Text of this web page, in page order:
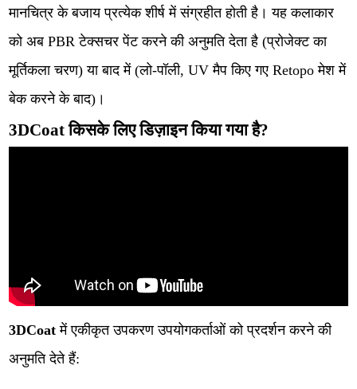
मानचित्र के बजाय प्रत्येक शीर्ष में संग्रहीत होती है। यह कलाकार
को अब PBR टेक्सचर पेंट करने की अनुमति देता है (प्रोजेक्ट का
मूर्तिकला चरण) या बाद में (लो-पॉली, UV मैप किए गए Retopo मेश में
बेक करने के बाद)।
3DCoat किसके लिए डिज़ाइन किया गया है?
3DCoat में एकीकृत उपकरण उपयोगकर्ताओं को प्रदर्शन करने की
अनुमति देते हैं: